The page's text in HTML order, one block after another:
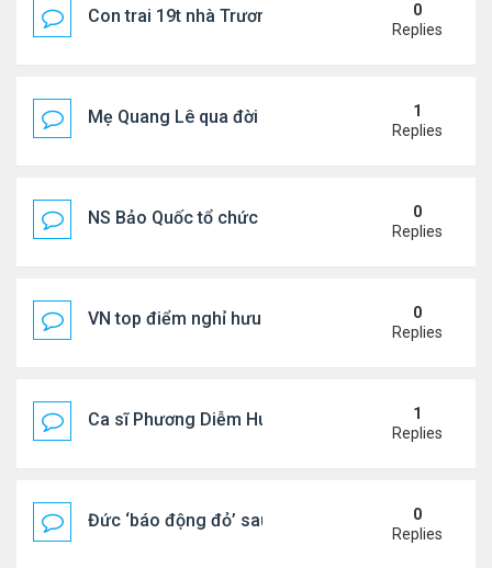
Con trai 19t nhà Trương Bá Chi - Tạ Đình Phong
0
Replies
Mẹ Quang Lê qua đời sau 2 năm đột quỵ. 1
Replies
NS Bảo Quốc tổ chức sn cho bà xã
0
Replies
VN top điểm nghỉ hưu lý tưởng cho người Mỹ
0
Replies
Ca sĩ Phương Diễm Huyền bị khởi tố
1
Replies
Đức ‘báo động đỏ’ sau vụ phát hiện UAV mang
0
Replies